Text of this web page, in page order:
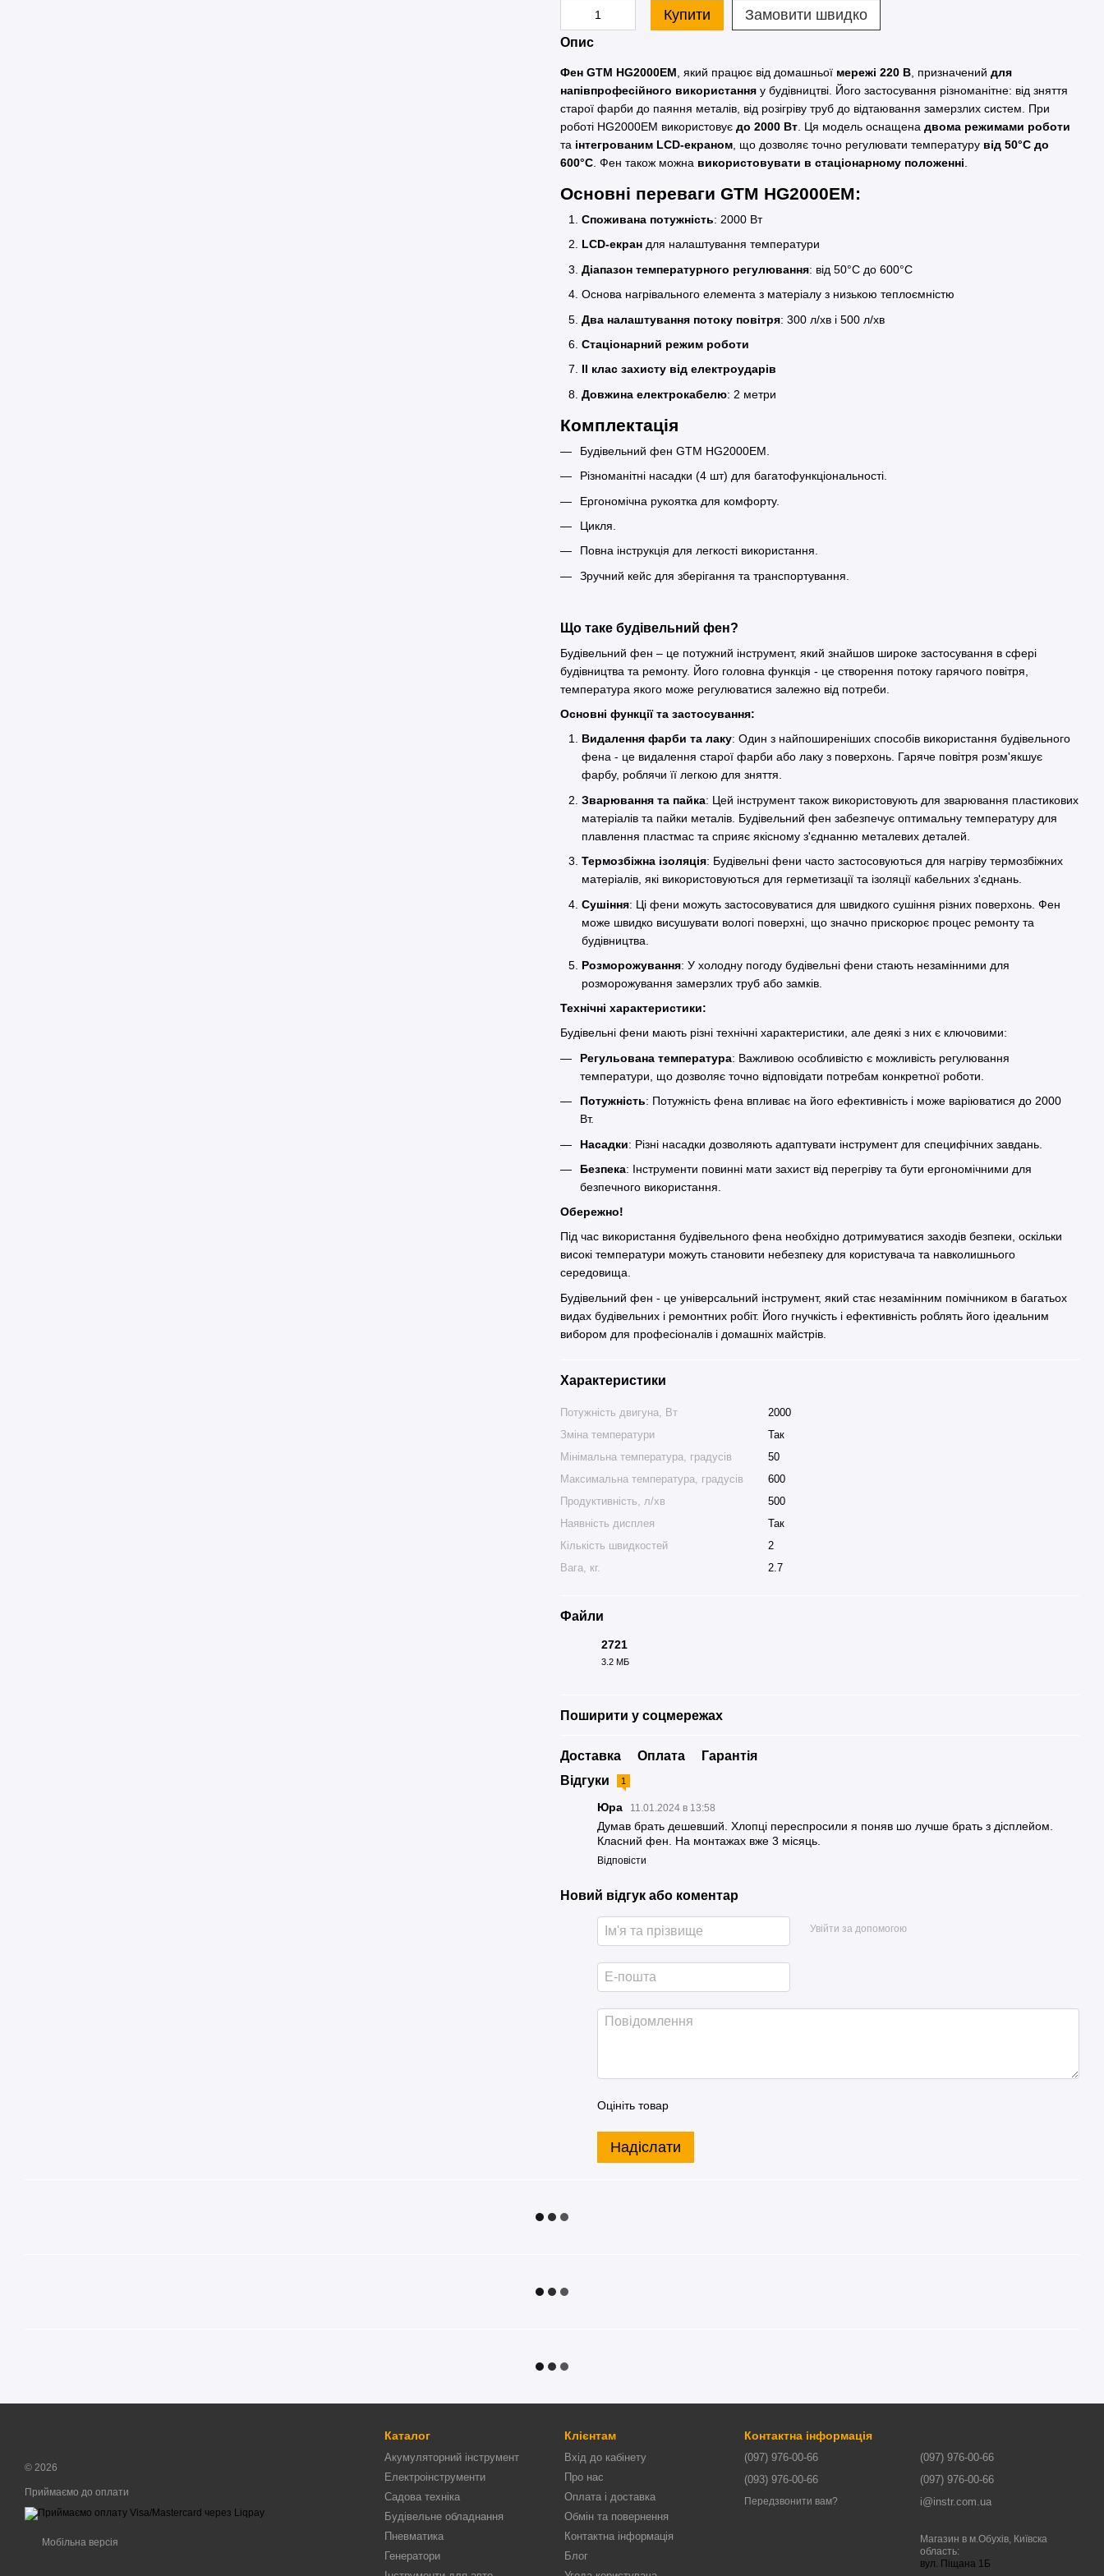
Купити Замовити швидко
Опис
Фен GTM HG2000EM , який працює від домашньої мережі 220 В , призначений для
напівпрофесійного використання у будівництві. Його застосування різноманітне: від зняття
старої фарби до паяння металів, від розігріву труб до відтаювання замерзлих систем. При
роботі HG2000EM використовує до 2000 Вт . Ця модель оснащена двома режимами роботи
та інтегрованим LCD-екраном , що дозволяє точно регулювати температуру від 50°C до
600°C . Фен також можна використовувати в стаціонарному положенні
Основні переваги GTM HG2000EM:
Споживана потужність: 2000 Вт
LCD-екран для налаштування температури
Діапазон температурного регулювання: від 50°C до 600°C
Основа нагрівального елемента з матеріалу з низькою теплоємністю
Два налаштування потоку повітря: 300 л/хв і 500 л/хв
Стаціонарний режим роботи
II клас захисту від електроударів
Довжина електрокабелю: 2 метри
Комплектація
Будівельний фен GTM HG2000EM.
Різноманітні насадки (4 шт) для багатофункціональності.
Ергономічна рукоятка для комфорту.
Цикля.
Повна інструкція для легкості використання.
Зручний кейс для зберігання та транспортування.
Що таке будівельний фен?
Будівельний фен – це потужний інструмент, який знайшов широке застосування в сфері
будівництва та ремонту. Його головна функція - це створення потоку гарячого повітря,
температура якого може регулюватися залежно від потреби.
Основні функції та застосування:
Видалення фарби та лаку: Один з найпоширеніших способів використання будівельного
фена - це видалення старої фарби або лаку з поверхонь. Гаряче повітря розм'якшує
фарбу, роблячи її легкою для зняття.
Зварювання та пайка: Цей інструмент також використовують для зварювання пластикових
матеріалів та пайки металів. Будівельний фен забезпечує оптимальну температуру для
плавлення пластмас та сприяє якісному з'єднанню металевих деталей.
Термозбіжна ізоляція: Будівельні фени часто застосовуються для нагріву термозбіжних
матеріалів, які використовуються для герметизації та ізоляції кабельних з'єднань.
Сушіння: Ці фени можуть застосовуватися для швидкого сушіння різних поверхонь. Фен
може швидко висушувати вологі поверхні, що значно прискорює процес ремонту та
будівництва.
Розморожування: У холодну погоду будівельні фени стають незамінними для
розморожування замерзлих труб або замків.
Технічні характеристики:
Будівельні фени мають різні технічні характеристики, але деякі з них є ключовими:
Регульована температура: Важливою особливістю є можливість регулювання
температури, що дозволяє точно відповідати потребам конкретної роботи.
Потужність: Потужність фена впливає на його ефективність і може варіюватися до 2000
Вт.
Насадки: Різні насадки дозволяють адаптувати інструмент для специфічних завдань.
Безпека: Інструменти повинні мати захист від перегріву та бути ергономічними для
безпечного використання.
Обережно!
Під час використання будівельного фена необхідно дотримуватися заходів безпеки, оскільки
високі температури можуть становити небезпеку для користувача та навколишнього
середовища.
Будівельний фен - це універсальний інструмент, який стає незамінним помічником в багатьох
видах будівельних і ремонтних робіт. Його гнучкість і ефективність роблять його ідеальним
вибором для професіоналів і домашніх майстрів.
Характеристики
Потужність двигуна, Вт
2000
Зміна температури
Так
Мінімальна температура, градусів
50
Максимальна температура, градусів
600
Продуктивність, л/хв
500
Наявність дисплея
Так
Кількість швидкостей
2
Вага, кг.
2.7
Файли
2721
3.2 МБ
Поширити у соцмережах
Доставка Оплата
Гарантія
Відгуки
1
Юра 11.01.2024 в 13:58
Думав брать дешевший. Хлопці переспросили я поняв шо лучше брать з дісплейом.
Класний фен. На монтажах вже 3 місяць.
Відповісти
Новий відгук або коментар
Увійти за допомогою
Оцініть товар
Надіслати
© 2026
Приймаємо до оплати
Мобільна версія
Каталог
Акумуляторний інструмент
Електроінструменти
Садова техніка
Будівельне обладнання
Пневматика
Генератори
Клієнтам
Вхід до кабінету
Про нас
Оплата і доставка
Обмін та повернення
Контактна інформація
Блог
Контактна інформація
(097) 976-00-66
(093) 976-00-66
Передзвонити вам?
(097) 976-00-66
(097) 976-00-66
i@instr.com.ua
Магазин в м.Обухів, Київска
область:
вул. Піщана 1Б